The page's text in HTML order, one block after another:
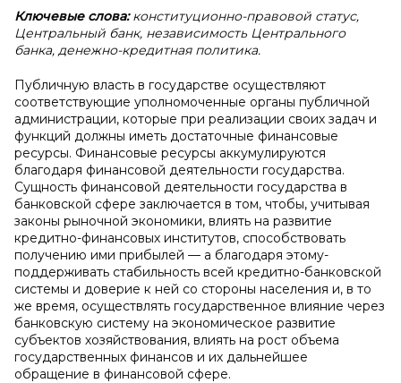
Ключевые слова:конституционно-правовой статус,
Центральный банк, независимость Центрального
банка, денежно-кредитная политика.
Публичную власть в государстве осуществляют
соответствующие уполномоченные органы публичной
администрации, которые при реализации своих задач и
функций должны иметь достаточные финансовые
ресурсы. Финансовые ресурсы аккумулируются
благодаря финансовой деятельности государства.
Сущность финансовой деятельности государства в
банковской сфере заключается в том, чтобы, учитывая
законы рыночной экономики, влиять на развитие
кредитно-финансовых институтов, способствовать
получению ими прибылей — а благодаря этому-
поддерживать стабильность всей кредитно-банковской
системы и доверие к ней со стороны населения и, в то
же время, осуществлять государственное влияние через
банковскую систему на экономическое развитие
субъектов хозяйствования, влиять на рост объема
государственных финансов и их дальнейшее
обращение в финансовой сфере.